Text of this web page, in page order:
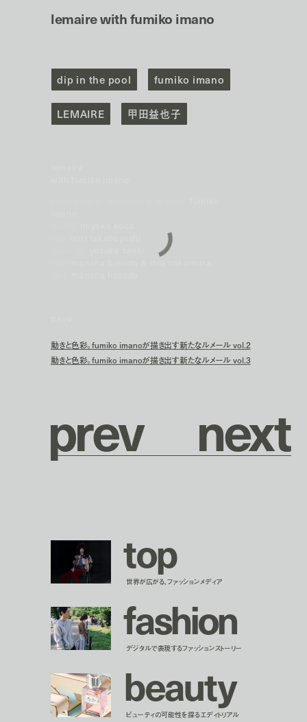
lemaire with fumiko imano
dip in the pool fumiko imano
LEMAIRE 甲田益也子
動きと色彩。fumiko imanoが描き出す新たなルメール vol.2
動きと色彩。fumiko imanoが描き出す新たなルメール vol.3
prev next
top
世界が広がる、ファッションメディア
fashion
デジタルで表現するファッションストーリー
beauty
ビューティの可能性を探るエディトリアル